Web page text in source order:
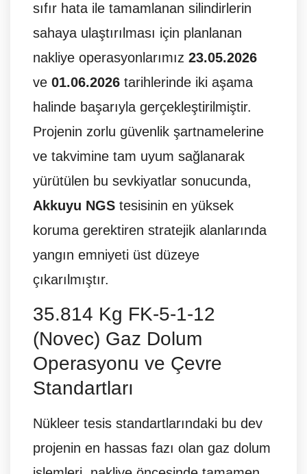
sıfır hata ile tamamlanan silindirlerin
sahaya ulaştırılması için planlanan
nakliye operasyonlarımız 23.05.2026
ve 01.06.2026 tarihlerinde iki aşama
halinde başarıyla gerçekleştirilmiştir.
Projenin zorlu güvenlik şartnamelerine
ve takvimine tam uyum sağlanarak
yürütülen bu sevkiyatlar sonucunda,
Akkuyu NGS tesisinin en yüksek
koruma gerektiren stratejik alanlarında
yangın emniyeti üst düzeye
çıkarılmıştır.
35.814 Kg FK-5-1-12
(Novec) Gaz Dolum
Operasyonu ve Çevre
Standartları
Nükleer tesis standartlarındaki bu dev
projenin en hassas fazı olan gaz dolum